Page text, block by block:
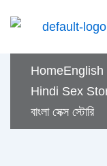
content
Home
Hindi Sex
বাংলা সেক্স স্টোরি